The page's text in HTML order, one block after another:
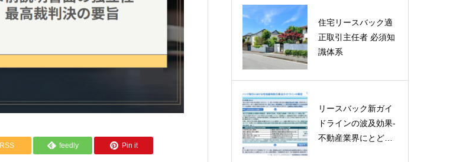
RSS feedly Pin it
住宅リースバック適
正取引主任者 必須知
識体系
リースバック新ガイ
ドラインの波及効果‐
不動産業界にとどま
マンション外壁タイ
ル剥離問題の「完全
解決」へ向けて
【令和7年国勢調査の
分析】人口減少・多
世帯化が迫る、日本